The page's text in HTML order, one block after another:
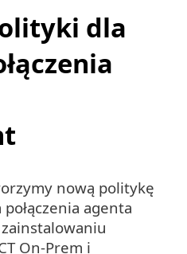
dla
nową politykę
agenta
zainstalowaniu
On-Prem i